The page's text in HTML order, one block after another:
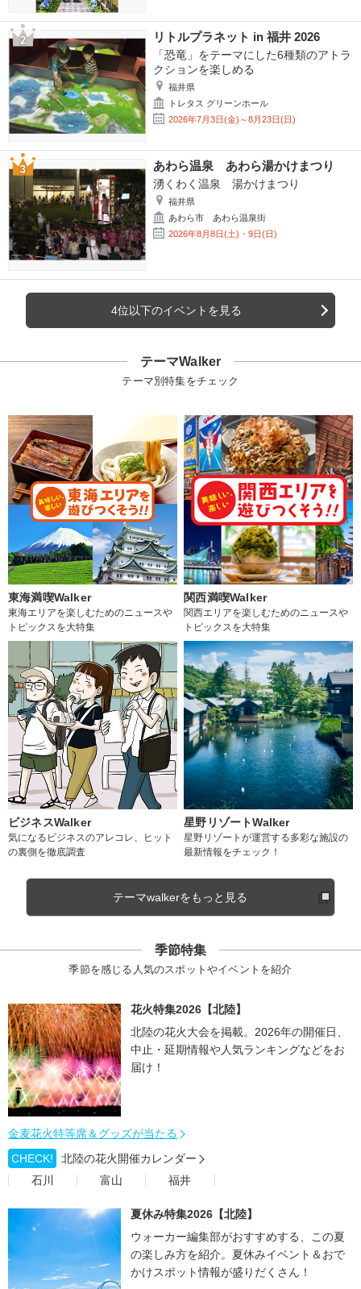
リトルプラネット in 福井 2026
「恐竜」をテーマにした6種類のアトラ
クションを楽しめる
福井県
トレタス グリーンホール
2026年7月3日(金)～8月23日(日)
あわら温泉 あわら湯かけまつり
湧くわく温泉 湯かけまつり
福井県
あわら市 あわら温泉街
2026年8月8日(土)・9日(日)
4位以下のイベントを見る
テーマWalker
テーマ別特集をチェック
東海満喫Walker
東海エリアを楽しむためのニュースや
トピックスを大特集
関西満喫Walker
関西エリアを楽しむためのニュースや
トピックスを大特集
ビジネスWalker
気になるビジネスのアレコレ、ヒット
の裏側を徹底調査
星野リゾートWalker
星野リゾートが運営する多彩な施設の
最新情報をチェック！
テーマwalkerをもっと見る
季節特集
季節を感じる人気のスポットやイベントを紹介
花火特集2026【北陸】
北陸の花火大会を掲載。2026年の開催日、
中止・延期情報や人気ランキングなどをお
届け！
金麦花火特等席＆グッズが当たる
CHECK!
北陸の花火開催カレンダー
石川
富山 福井
夏休み特集2026【北陸】
ウォーカー編集部がおすすめする、この夏
の楽しみ方を紹介。夏休みイベント＆おで
かけスポット情報が盛りだくさん！